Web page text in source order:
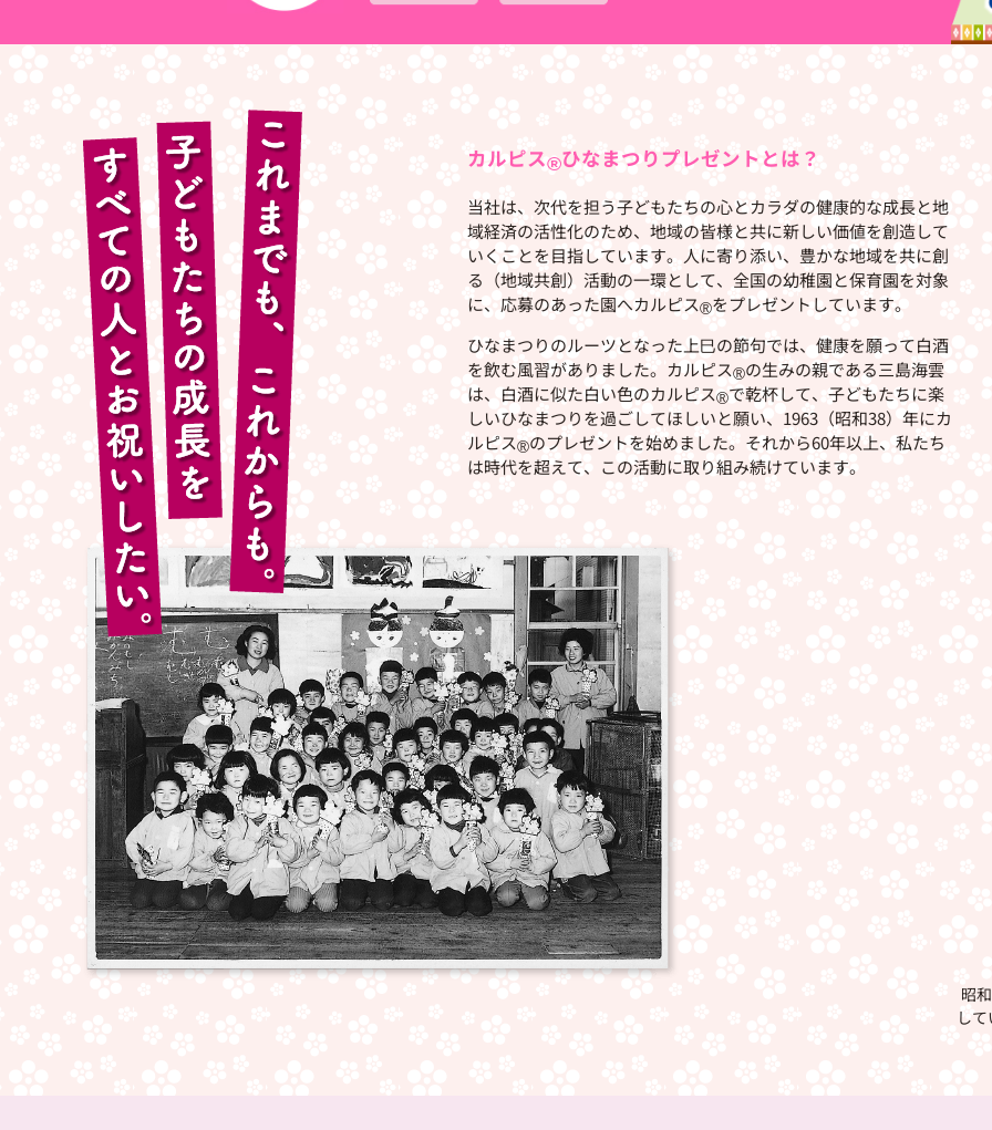
カルピス®ひなまつりプレゼントとは？
当社は、次代を担う子どもたちの心とカラダの健康的な成長と地
域経済の活性化のため、地域の皆様と共に新しい価値を創造して
いくことを目指しています。人に寄り添い、豊かな地域を共に創
る（地域共創）活動の一環として、全国の幼稚園と保育園を対象
に、応募のあった園へカルピス®をプレゼントしています。
ひなまつりのルーツとなった上巳の節句では、健康を願って白酒
を飲む風習がありました。カルピス®の生みの親である三島海雲
は、白酒に似た白い色のカルピス®で乾杯して、子どもたちに楽
しいひなまつりを過ごしてほしいと願い、1963（昭和38）年にカ
ルピス®のプレゼントを始めました。それから60年以上、私たち
は時代を超えて、この活動に取り組み続けています。
昭
し